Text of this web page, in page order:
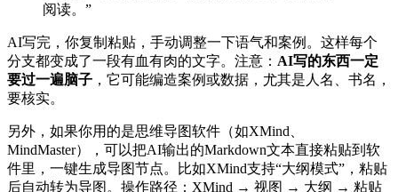
阅读。”
AI写完，你复制粘贴，手动调整一下语气和案例。这样每个
分支都变成了一段有血有肉的文字。注意： AI写的东西一定
要过一遍脑子 ，它可能编造案例或数据，尤其是人名、书名，
要核实。
另外，如果你用的是思维导图软件（如XMind、
MindMaster），可以把AI输出的Markdown文本直接粘贴到软
件里，一键生成导图节点。比如XMind支持“大纲模式”，粘贴
后自动转为导图。操作路径：XMind → 视图 → 大纲 → 粘贴